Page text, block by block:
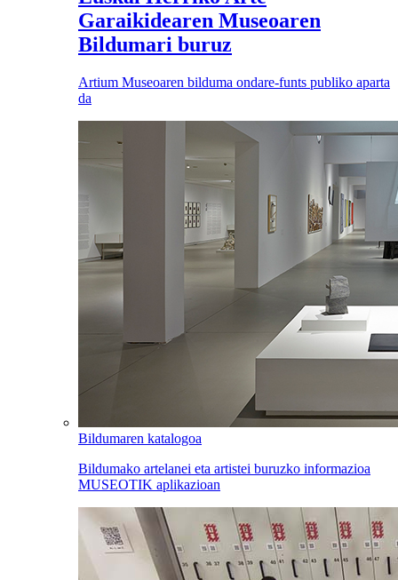
Garaikidearen Museoaren
Bildumari buruz
Artium Museoaren bilduma ondare-funts publiko aparta
da
Bildumaren katalogoa
Bildumako artelanei eta artistei buruzko informazioa
MUSEOTIK aplikazioan